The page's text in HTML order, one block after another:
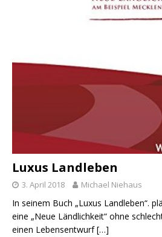
Luxus Landleben
3. April 2018 Michael Niehaus
In seinem Buch „Luxus Landleben“.
eine „Neue Ländlichkeit“ ohne
einen Lebensentwurf[…]